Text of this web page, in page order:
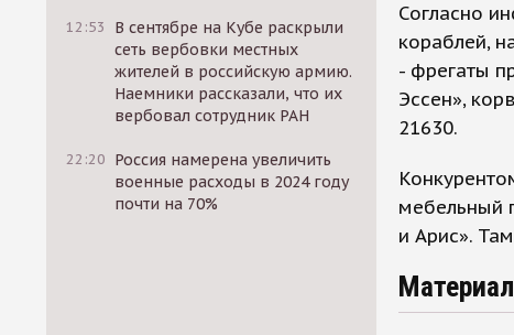
12:53
В сентябре на Кубе раскрыли
сеть вербовки местных
жителей в российскую армию.
Наемники рассказали, что их
вербовал сотрудник РАН
22:20 Россия намерена увеличить
военные расходы в 2024 году
почти на 70%
Согласно
кораблей,
- фрегаты
Эссен»,
21630.
мебельный
и Арис».